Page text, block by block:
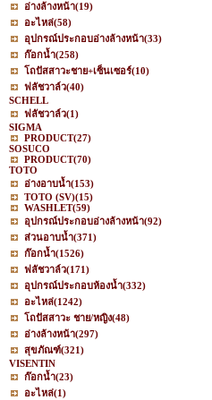
อ่างล้างหน้า(19)
อะไหล่(58)
อุปกรณ์ประกอบอ่างล้างหน้า(33)
ก๊อกน้ำ(258)
โถปัสสาวะชาย+เซ็นเซอร์(10)
ฟลัชวาล์ว(40)
SCHELL
ฟลัชวาล์ว(1)
SIGMA
PRODUCT(27)
SOSUCO
PRODUCT(70)
TOTO
อ่างอาบน้ำ(153)
TOTO (SV)(15)
WASHLET(59)
อุปกรณ์ประกอบอ่างล้างหน้า(92)
ส่วนอาบน้ำ(371)
ก๊อกน้ำ(1526)
ฟลัชวาล์ว(171)
อุปกรณ์ประกอบห้องน้ำ(332)
อะไหล่(1242)
โถปัสสาวะ ชาย/หญิง(48)
อ่างล้างหน้า(297)
สุขภัณฑ์(321)
VISENTIN
ก๊อกน้ำ(23)
อะไหล่(1)